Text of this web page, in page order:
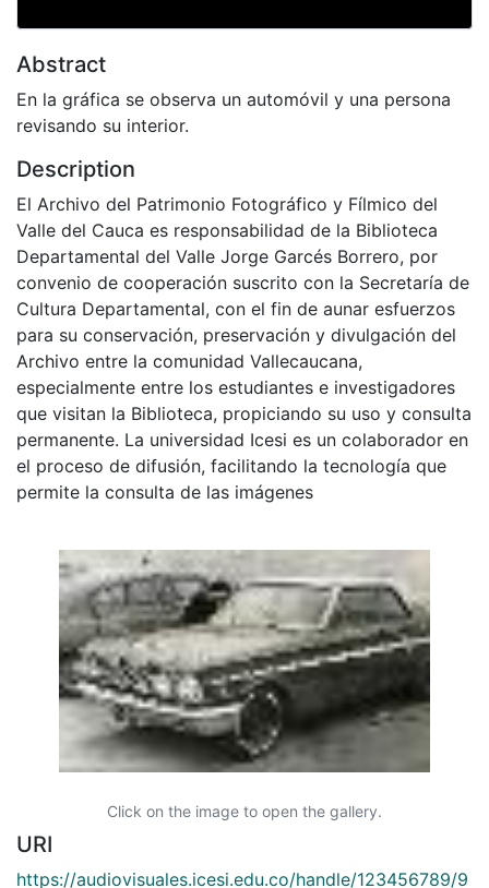
Abstract
En la gráfica se observa un automóvil y una persona
revisando su interior.
Description
El Archivo del Patrimonio Fotográfico y Fílmico del
Valle del Cauca es responsabilidad de la Biblioteca
Departamental del Valle Jorge Garcés Borrero, por
convenio de cooperación suscrito con la Secretaría de
Cultura Departamental, con el fin de aunar esfuerzos
para su conservación, preservación y divulgación del
Archivo entre la comunidad Vallecaucana,
especialmente entre los estudiantes e investigadores
que visitan la Biblioteca, propiciando su uso y consulta
permanente. La universidad Icesi es un colaborador en
el proceso de difusión, facilitando la tecnología que
permite la consulta de las imágenes
Click on the image to open the gallery.
URI
https://audiovisuales.icesi.edu.co/handle/123456789/9